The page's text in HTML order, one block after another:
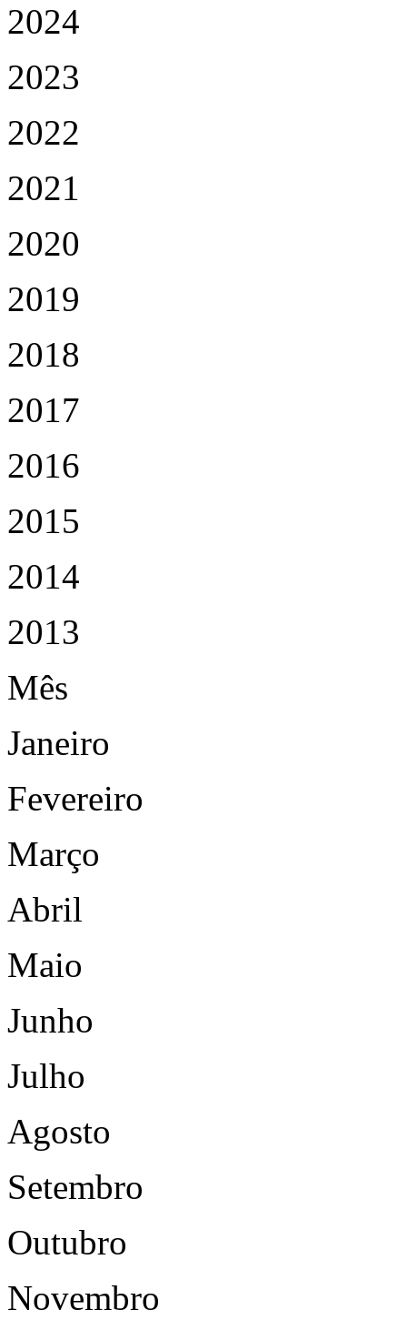
2024
2023
2022
2021
2020
2019
2018
2017
2016
2015
2014
2013
Mês
Janeiro
Fevereiro
Março
Abril
Maio
Junho
Julho
Agosto
Setembro
Outubro
Novembro